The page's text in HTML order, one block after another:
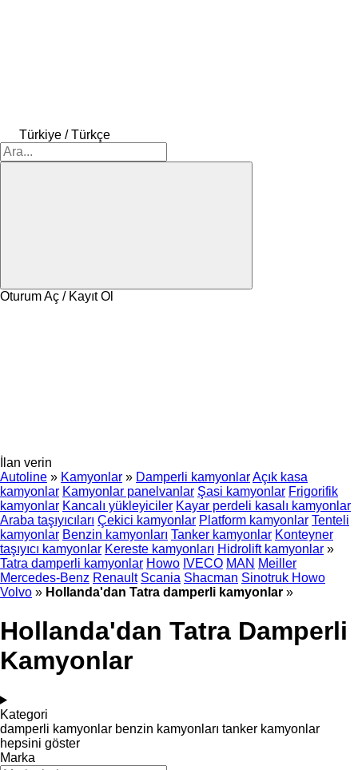
Türkiye / Türkçe
Oturum Aç / Kayıt Ol
İlan verin
Autoline » Kamyonlar » Damperli kamyonlarAçık kasa
kamyonlar Kamyonlar panelvanlar Şasi kamyonlar Frigorifik
kamyonlar Kancalı yükleyiciler Kayar perdeli kasalı kamyonlar
Araba taşıyıcıları Çekici kamyonlar Platform kamyonlar Tenteli
kamyonlar Benzin kamyonları Tanker kamyonlar Konteyner
taşıyıcı kamyonlar Kereste kamyonları Hidrolift kamyonlar »
Tatra damperli kamyonlar Howo IVECO MAN Meiller
Mercedes-Benz Renault Scania Shacman Sinotruk Howo
Volvo » Hollanda'dan Tatra damperli kamyonlar »
Hollanda'dan Tatra Damperli
Kamyonlar
Kategori
damperli kamyonlar benzin kamyonları tanker kamyonlar
hepsini göster
Marka